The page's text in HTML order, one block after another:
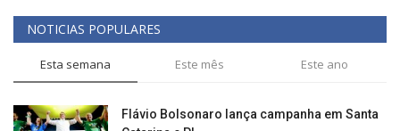
NOTICIAS POPULARES
Esta semana Este mês Este ano
Flávio Bolsonaro lança campanha em Santa